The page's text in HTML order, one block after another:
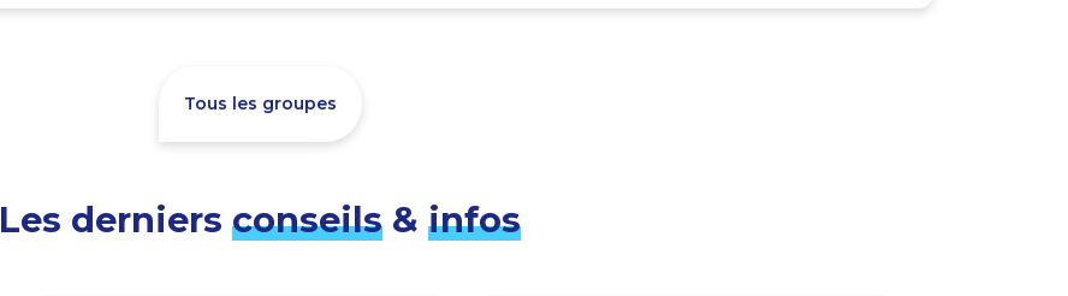
Tous les groupes
Les derniers conseils & infos